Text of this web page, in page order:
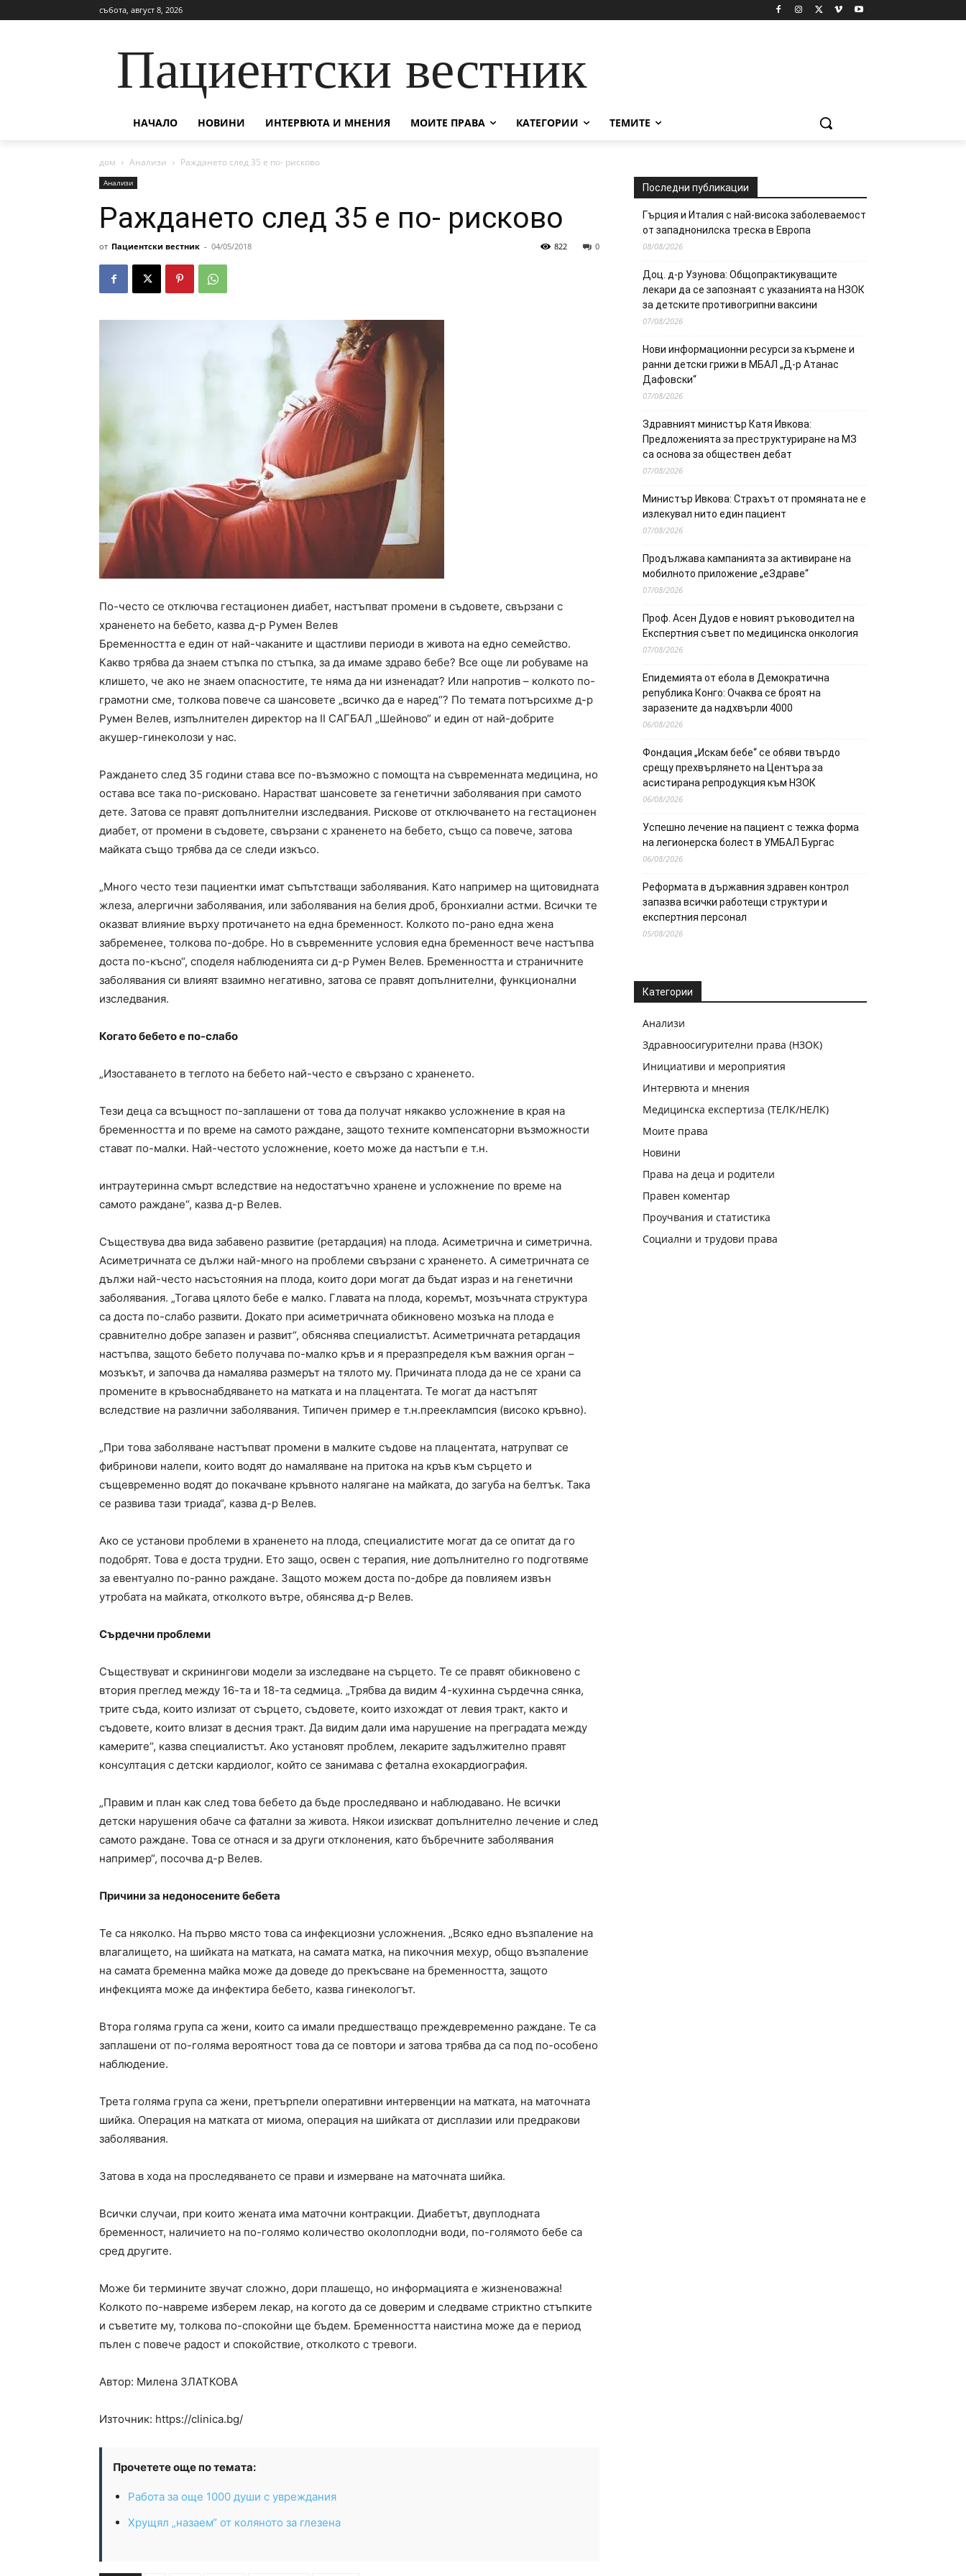
събота, август 8, 2026
Пациентски вестник
НАЧАЛО НОВИНИ ИНТЕРВЮТА И МНЕНИЯ МОИТЕ ПРАВА КАТЕГОРИИ ТЕМИТЕ
дом Анализи Раждането след 35 е по- рисково
Анализи
Раждането след 35 е по- рисково
от Пациентски вестник - 04/05/2018 0
822
По-често се отключва гестационен диабет, настъпват промени в съдовете, свързани с
храненето на бебето, казва д-р Румен Велев
Бременността е един от най-чаканите и щастливи периоди в живота на едно семейство.
Какво трябва да знаем стъпка по стъпка, за да имаме здраво бебе? Все още ли робуваме на
клишето, че ако не знаем опасностите, те няма да ни изненадат? Или напротив – колкото по-
грамотни сме, толкова повече са шансовете „всичко да е наред“? По темата потърсихме д-р
Румен Велев, изпълнителен директор на II САГБАЛ „Шейново“ и един от най-добрите
акушер-гинеколози у нас.
Раждането след 35 години става все по-възможно с помощта на съвременната медицина, но
остава все така по-рисковано. Нарастват шансовете за генетични заболявания при самото
дете. Затова се правят допълнителни изследвания. Рискове от отключването на гестационен
диабет, от промени в съдовете, свързани с храненето на бебето, също са повече, затова
майката също трябва да се следи изкъсо.
„Много често тези пациентки имат съпътстващи заболявания. Като например на щитовидната
жлеза, алергични заболявания, или заболявания на белия дроб, бронхиални астми. Всички те
оказват влияние върху протичането на една бременност. Колкото по-рано една жена
забременее, толкова по-добре. Но в съвременните условия една бременност вече настъпва
доста по-късно“, споделя наблюденията си д-р Румен Велев. Бременността и страничните
заболявания си влияят взаимно негативно, затова се правят допълнителни, функционални
изследвания.
Когато бебето е по-слабо
„Изоставането в теглото на бебето най-често е свързано с храненето.
Тези деца са всъщност по-заплашени от това да получат някакво усложнение в края на
бременността и по време на самото раждане, защото техните компенсаторни възможности
стават по-малки. Най-честото усложнение, което може да настъпи е т.н.
интраутеринна смърт вследствие на недостатъчно хранене и усложнение по време на
самото раждане“, казва д-р Велев.
Съществува два вида забавено развитие (ретардация) на плода. Асиметрична и симетрична.
Асиметричната се дължи най-много на проблеми свързани с храненето. А симетричната се
дължи най-често насъстояния на плода, които дори могат да бъдат израз и на генетични
заболявания. „Тогава цялото бебе е малко. Главата на плода, коремът, мозъчната структура
са доста по-слабо развити. Докато при асиметричната обикновено мозъка на плода е
сравнително добре запазен и развит“, обяснява специалистът. Асиметричната ретардация
настъпва, защото бебето получава по-малко кръв и я преразпределя към важния орган –
мозъкът, и започва да намалява размерът на тялото му. Причината плода да не се храни са
промените в кръвоснабдяването на матката и на плацентата. Те могат да настъпят
вследствие на различни заболявания. Типичен пример е т.н.прееклампсия (високо кръвно).
„При това заболяване настъпват промени в малките съдове на плацентата, натрупват се
фибринови налепи, които водят до намаляване на притока на кръв към сърцето и
същевременно водят до покачване кръвното налягане на майката, до загуба на белтък. Така
се развива тази триада“, казва д-р Велев.
Ако се установи проблеми в храненето на плода, специалистите могат да се опитат да го
подобрят. Това е доста трудни. Ето защо, освен с терапия, ние допълнително го подготвяме
за евентуално по-ранно раждане. Защото можем доста по-добре да повлияем извън
утробата на майката, отколкото вътре, обянсява д-р Велев.
Сърдечни проблеми
Съществуват и скринингови модели за изследване на сърцето. Те се правят обикновено с
втория преглед между 16-та и 18-та седмица. „Трябва да видим 4-кухинна сърдечна сянка,
трите съда, които излизат от сърцето, съдовете, които изхождат от левия тракт, както и
съдовете, които влизат в десния тракт. Да видим дали има нарушение на преградата между
камерите“, казва специалистът. Ако установят проблем, лекарите задължително правят
консултация с детски кардиолог, който се занимава с фетална ехокардиография.
„Правим и план как след това бебето да бъде проследявано и наблюдавано. Не всички
детски нарушения обаче са фатални за живота. Някои изискват допълнително лечение и след
самото раждане. Това се отнася и за други отклонения, като бъбречните заболявания
например“, посочва д-р Велев.
Причини за недоносените бебета
Те са няколко. На първо място това са инфекциозни усложнения. „Всяко едно възпаление на
влагалището, на шийката на матката, на самата матка, на пикочния мехур, общо възпаление
на самата бременна майка може да доведе до прекъсване на бременността, защото
инфекцията може да инфектира бебето, казва гинекологът.
Втора голяма група са жени, които са имали предшестващо преждевременно раждане. Те са
заплашени от по-голяма вероятност това да се повтори и затова трябва да са под по-особено
наблюдение.
Трета голяма група са жени, претърпели оперативни интервенции на матката, на маточната
шийка. Операция на матката от миома, операция на шийката от дисплазии или предракови
заболявания.
Затова в хода на проследяването се прави и измерване на маточната шийка.
Всички случаи, при които жената има маточни контракции. Диабетът, двуплодната
бременност, наличието на по-голямо количество околоплодни води, по-голямото бебе са
сред другите.
Може би термините звучат сложно, дори плашещо, но информацията е жизненоважна!
Колкото по-навреме изберем лекар, на когото да се доверим и следваме стриктно стъпките
и съветите му, толкова по-спокойни ще бъдем. Бременността наистина може да е период
пълен с повече радост и спокойствие, отколкото с тревоги.
Автор: Милена ЗЛАТКОВА
Източник: https://clinica.bg/
Прочетете още по темата:
Работа за още 1000 души с увреждания
Хрущял „назаем“ от коляното за глезена
Последни публикации
Гърция и Италия с най-висока заболеваемост
от западнонилска треска в Европа
08/08/2026
Доц. д-р Узунова: Общопрактикуващите
лекари да се запознаят с указанията на НЗОК
за детските противогрипни ваксини
07/08/2026
Нови информационни ресурси за кърмене и
ранни детски грижи в МБАЛ „Д-р Атанас
Дафовски“
07/08/2026
Здравният министър Катя Ивкова:
Предложенията за преструктуриране на МЗ
са основа за обществен дебат
07/08/2026
Министър Ивкова: Страхът от промяната не е
излекувал нито един пациент
07/08/2026
Продължава кампанията за активиране на
мобилното приложение „еЗдраве“
07/08/2026
Проф. Асен Дудов е новият ръководител на
Експертния съвет по медицинска онкология
07/08/2026
Епидемията от ебола в Демократична
република Конго: Очаква се броят на
заразените да надхвърли 4000
06/08/2026
Фондация „Искам бебе“ се обяви твърдо
срещу прехвърлянето на Центъра за
асистирана репродукция към НЗОК
06/08/2026
Успешно лечение на пациент с тежка форма
на легионерска болест в УМБАЛ Бургас
06/08/2026
Реформата в държавния здравен контрол
запазва всички работещи структури и
експертния персонал
05/08/2026
Категории
Анализи
Здравноосигурителни права (НЗОК)
Инициативи и мероприятия
Интервюта и мнения
Медицинска експертиза (ТЕЛК/НЕЛК)
Моите права
Новини
Права на деца и родители
Правен коментар
Проучвания и статистика
Социални и трудови права